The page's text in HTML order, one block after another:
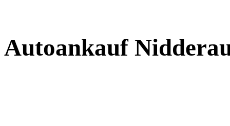
Autoankauf